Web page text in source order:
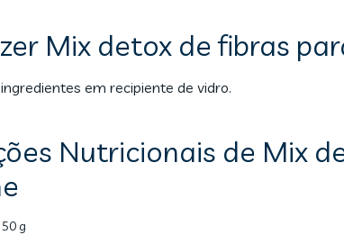
Mix detox de fibras
em recipiente de vidro.
Nutricionais de Mix
50 g